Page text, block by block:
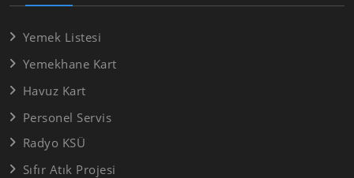
Yemek Listesi
Yemekhane Kart
Havuz Kart
Personel Servis
Radyo KSÜ
Sıfır Atık Projesi